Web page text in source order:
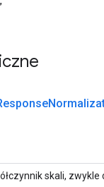
skali, zwykle